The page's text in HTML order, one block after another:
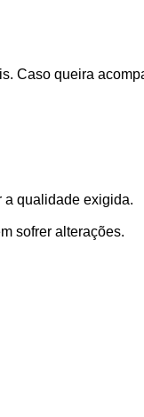
Caso queira
a qualidade exigida.
sofrer alterações.